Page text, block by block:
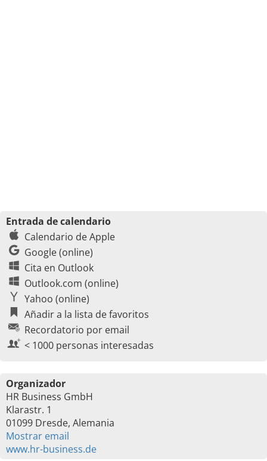
Entrada de calendario
Calendario de Apple
Google (online)
Cita en Outlook
Outlook.com (online)
Yahoo (online)
Añadir a la lista de favoritos
Recordatorio por email
< 1000 personas interesadas
Organizador
HR Business GmbH
Klarastr. 1
01099 Dresde, Alemania
Mostrar email
www.hr-business.de